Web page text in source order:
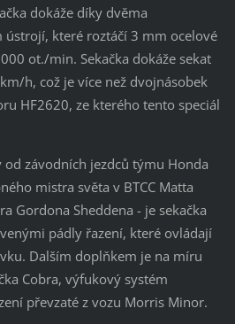
dokáže díky dvěma
které roztáčí 3 mm ocelové
ot./min. Sekačka dokáže sekat
h, což je více než dvojnásobek
HF2620, ze kterého tento speciál
od závodních jezdců týmu Honda
mistra světa v BTCC Matta
Gordona Sheddena - je sekačka
pádly řazení, které ovládají
Dalším doplňkem je na míru
Cobra, výfukový systém
převzaté z vozu Morris Minor.